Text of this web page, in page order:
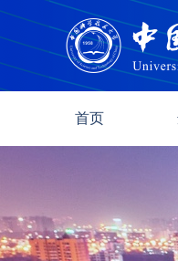
首页